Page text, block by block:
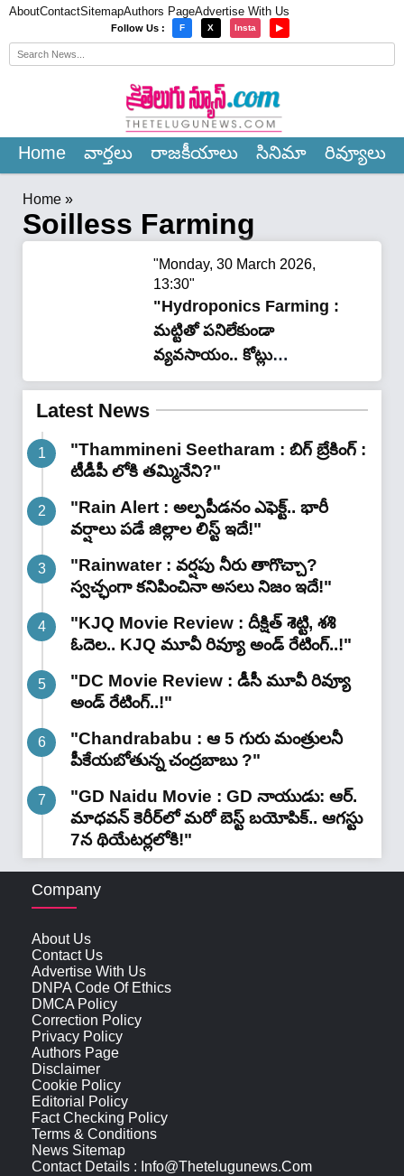
AboutContactSitemapAuthors PageAdvertise With Us
Follow Us : F X Insta ▶
Home వార్త‌లు రాజ‌కీయాలు సినిమా రివ్యూలు
Home »
Soilless Farming
"Monday, 30 March 2026,
13:30"
"Hydroponics Farming :
మట్టితో పనిలేకుండా
వ్యవసాయం.. కోట్లు
సంపాదిస్తున్న ముగ్గురు
స్టోరీ ఇదే"
Latest News
"Thammineni Seetharam : బిగ్ బ్రేకింగ్ :
టీడీపీ లోకి తమ్మినేని?"
"Rain Alert : అల్పపీడనం ఎఫెక్ట్.. భారీ
వర్షాలు పడే జిల్లాల లిస్ట్ ఇదే!"
"Rainwater : వర్షపు నీరు తాగొచ్చా?
స్వచ్ఛంగా కనిపించినా అసలు నిజం ఇదే!"
"KJQ Movie Review : దీక్షిత్ శెట్టి, శశి
ఓదెల.. KJQ మూవీ రివ్యూ అండ్ రేటింగ్‌..!"
"DC Movie Review : డీసీ మూవీ రివ్యూ
అండ్ రేటింగ్‌..!"
"Chandrababu : ఆ 5 గురు మంత్రులనీ
పీకేయబోతున్న చంద్రబాబు ?"
"GD Naidu Movie : GD నాయుడు: ఆర్.
మాధవన్‌ కెరీర్‌లో మరో బెస్ట్ బయోపిక్.. ఆగస్టు
7న థియేటర్లలోకి!"
Company
About Us
Contact Us
Advertise With Us
DNPA Code Of Ethics
DMCA Policy
Correction Policy
Privacy Policy
Authors Page
Disclaimer
Cookie Policy
Editorial Policy
Fact Checking Policy
Terms & Conditions
News Sitemap
Contact Details : Info@thetelugunews.com